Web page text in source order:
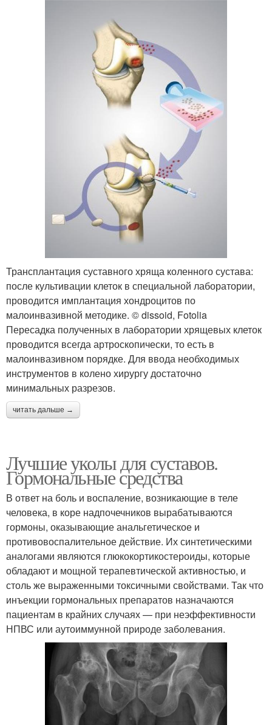
Трансплантация суставного хряща коленного сустава:
после культивации клеток в специальной лаборатории,
проводится имплантация хондроцитов по
малоинвазивной методике. © dissoid, Fotolia
Пересадка полученных в лаборатории хрящевых клеток
проводится всегда артроскопически, то есть в
малоинвазивном порядке. Для ввода необходимых
инструментов в колено хирургу достаточно
минимальных разрезов.
читать дальше →
Лучшие уколы для суставов.
Гормональные средства
В ответ на боль и воспаление, возникающие в теле
человека, в коре надпочечников вырабатываются
гормоны, оказывающие анальгетическое и
противовоспалительное действие. Их синтетическими
аналогами являются глюкокортикостероиды, которые
обладают и мощной терапевтической активностью, и
столь же выраженными токсичными свойствами. Так что
инъекции гормональных препаратов назначаются
пациентам в крайних случаях — при неэффективности
НПВС или аутоиммунной природе заболевания.